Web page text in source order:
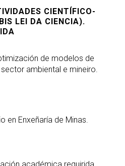
CIENTÍFICO-
LEI DA CIENCIA).
de modelos de
ambiental e mineiro.
en Enxeñaría de Minas.